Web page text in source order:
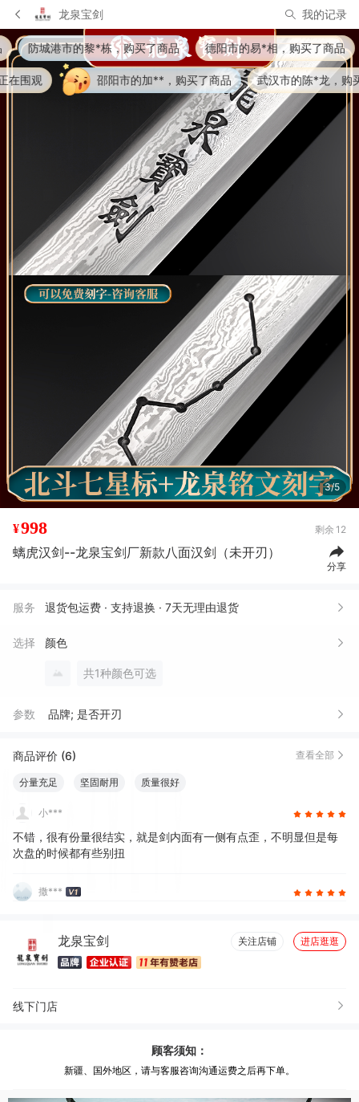
龙泉宝剑 我的记录
商品
**，购买了商品
德阳市的易*相，购买了商品
武汉市的陈*龙，购买了商品
永州市的何**e，购
武汉市的
4/5
¥998 剩余 12
螭虎汉剑--龙泉宝剑厂新款八面汉剑（未开刃）
分享
服务 退货包运费 · 支持退换 · 7天无理由退货
选择 颜色
共1种颜色可选
参数 品牌; 是否开刃
商品评价 (6) 查看全部
分量充足 坚固耐用 质量很好
小***
不错，很有份量很结实，就是剑内面有一侧有点歪，不明显但是每
次盘的时候都有些别扭
撒***
龙泉宝剑 关注店铺 进店逛逛
线下门店
顾客须知：
新疆、国外地区，请与客服咨询沟通运费之后再下单。